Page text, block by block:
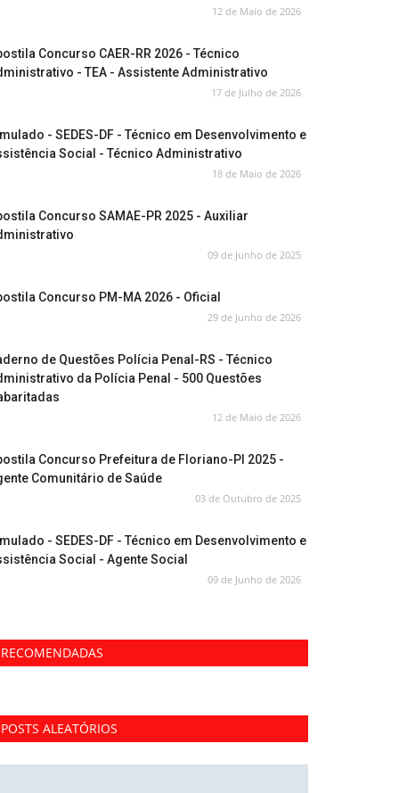
12 de Maio de 2026
Concurso CAER-RR 2026 - Técnico
- TEA - Assistente Administrativo
17 de Julho de 2026
- SEDES-DF - Técnico em Desenvolvimento e
Social - Técnico Administrativo
18 de Maio de 2026
Concurso SAMAE-PR 2025 - Auxiliar
09 de Junho de 2025
Concurso PM-MA 2026 - Oficial
29 de Junho de 2026
de Questões Polícia Penal-RS - Técnico
da Polícia Penal - 500 Questões
12 de Maio de 2026
Concurso Prefeitura de Floriano-PI 2025 -
Comunitário de Saúde
03 de Outubro de 2025
- SEDES-DF - Técnico em Desenvolvimento e
Social - Agente Social
09 de Junho de 2026
RECOMENDADAS
POSTS ALEATÓRIOS